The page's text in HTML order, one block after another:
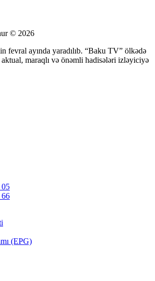
© 2026
fevral ayında yaradılıb. “Baku TV” ölkədə
maraqlı və önəmli hadisələri izləyiciyə
05
66
(EPG)